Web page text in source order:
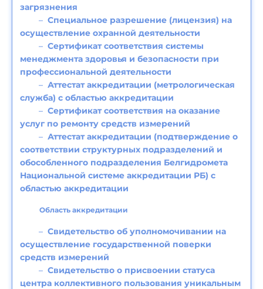
загрязнения
Специальное разрешение (лицензия) на
осуществление охранной деятельности
Сертификат соответствия системы
менеджмента здоровья и безопасности при
профессиональной деятельности
Аттестат аккредитации (метрологическая
служба) с областью аккредитации
Сертификат соответствия на оказание
услуг по ремонту средств измерений
Аттестат аккредитации (подтверждение о
соответствии структурных подразделений и
обособленного подразделения Белгидромета
Национальной системе аккредитации РБ) с
областью аккредитации
Область аккредитации
Свидетельство об уполномочивании на
осуществление государственной поверки
средств измерений
Свидетельство о присвоении статуса
центра коллективного пользования уникальным